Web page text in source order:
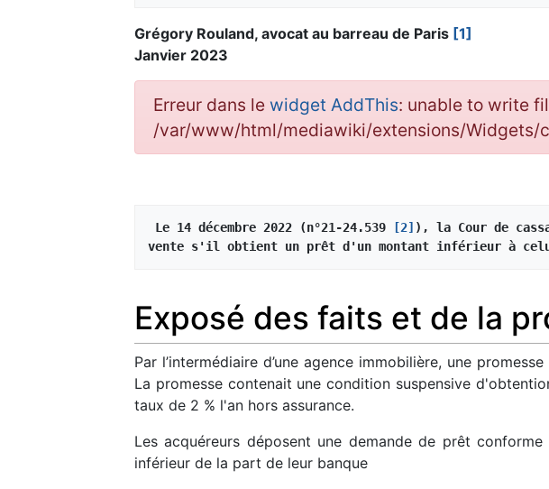
Grégory Rouland, avocat au barreau de Paris [1]
Janvier 2023
Erreur dans le widget AddThis: unable to write
/var/www/html/mediawiki/extensions/Widgets/
Le 14 décembre 2022 (n°21-24.539 [2] ), la Cour de
vente s'il obtient un prêt d'un montant inférieur à
Exposé des faits et de la
Par l’intermédiaire d’une agence immobilière, une
La promesse contenait une condition suspensive
taux de 2 % l'an hors assurance.
Les acquéreurs déposent une demande de prêt
inférieur de la part de leur banque